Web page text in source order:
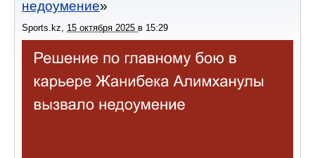
недоумение
Sports.kz, 15 октября 2025 в 15:29